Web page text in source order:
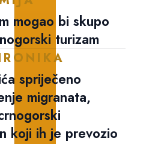
mogao bi skupo
turizam
spriječeno
migranata,
koji ih je prevozio